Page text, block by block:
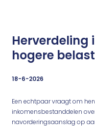
Herverdeling
hogere
18-6-2026
Een echtpaar vraagt om
inkomensbestanddelen
navorderingsaanslag op